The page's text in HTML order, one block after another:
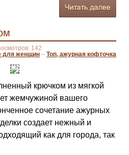
142
для женщин – Топ, ажурная кофточка
крючком из мягкой
жемчужиной вашего
сочетание ажурных
создает нежный и
как для города, так